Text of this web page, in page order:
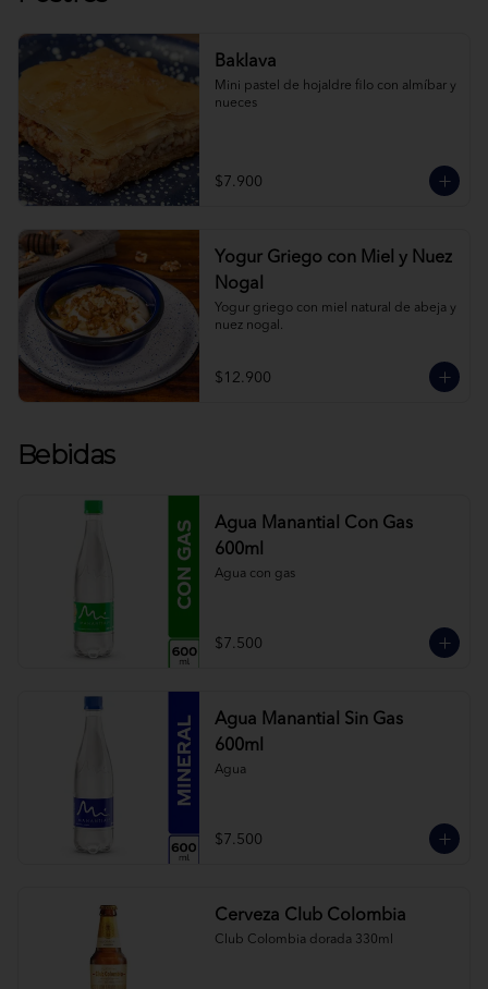
Baklava
Mini pastel de hojaldre filo con almíbar y
nueces
$7.900
Yogur Griego con Miel y Nuez
Nogal
Yogur griego con miel natural de abeja y
nuez nogal.
$12.900
Bebidas
Agua Manantial Con Gas
600ml
Agua con gas
$7.500
Agua Manantial Sin Gas
600ml
Agua
$7.500
Cerveza Club Colombia
Club Colombia dorada 330ml